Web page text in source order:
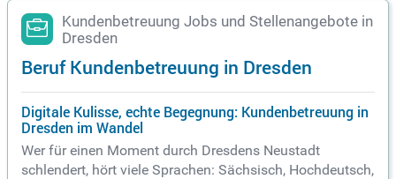
Kundenbetreuung Jobs und Stellenangebote in
Dresden
Beruf Kundenbetreuung in Dresden
Digitale Kulisse, echte Begegnung: Kundenbetreuung in
Dresden im Wandel
Wer für einen Moment durch Dresdens Neustadt
schlendert, hört viele Sprachen: Sächsisch, Hochdeutsch,